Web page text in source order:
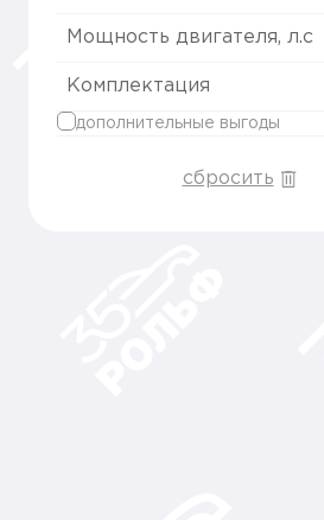
Мощность двигателя, л.с
Комплектация
дополнительные выгоды
сбросить